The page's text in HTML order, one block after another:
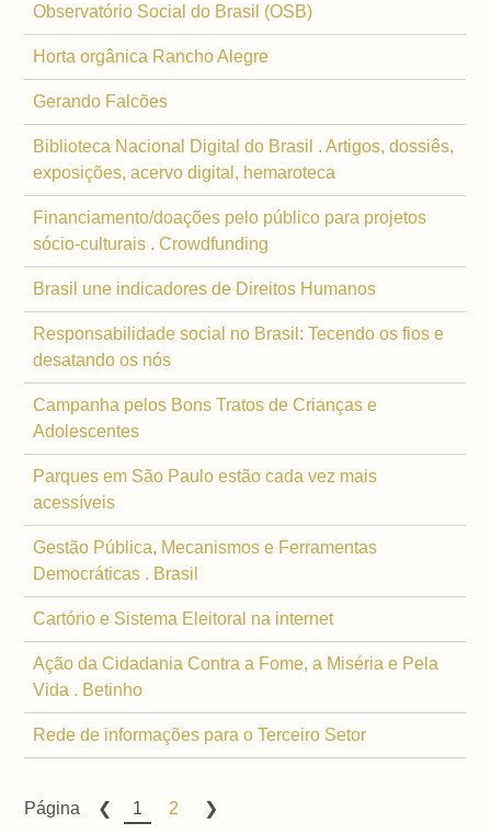
Observatório Social do Brasil (OSB)
Horta orgânica Rancho Alegre
Gerando Falcões
Biblioteca Nacional Digital do Brasil . Artigos, dossiês,
exposições, acervo digital, hemaroteca
Financiamento/doações pelo público para projetos
sócio-culturais . Crowdfunding
Brasil une indicadores de Direitos Humanos
Responsabilidade social no Brasil: Tecendo os fios e
desatando os nós
Campanha pelos Bons Tratos de Crianças e
Adolescentes
Parques em São Paulo estão cada vez mais
acessíveis
Gestão Pública, Mecanismos e Ferramentas
Democráticas . Brasil
Cartório e Sistema Eleitoral na internet
Ação da Cidadania Contra a Fome, a Miséria e Pela
Vida . Betinho
Rede de informações para o Terceiro Setor
Página 1 2